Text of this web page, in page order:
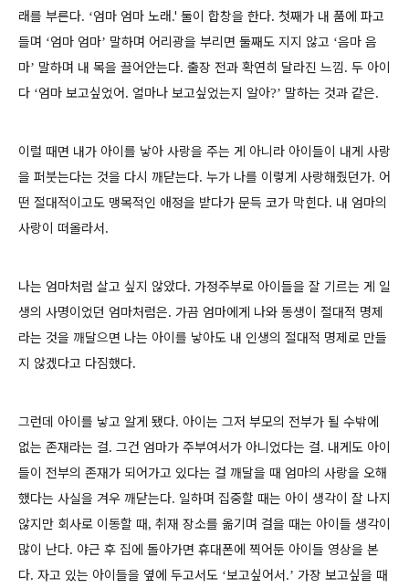
래를 부른다. ‘엄마 엄마 노래.' 둘이 합창을 한다. 첫째가 내 품에 파고
들며 ‘엄마 엄마’ 말하며 어리광을 부리면 둘째도 지지 않고 ‘음마 음
마’ 말하며 내 목을 끌어안는다. 출장 전과 확연히 달라진 느낌. 두 아이
다 ‘엄마 보고싶었어. 얼마나 보고싶었는지 알아?’ 말하는 것과 같은.
이럴 때면 내가 아이를 낳아 사랑을 주는 게 아니라 아이들이 내게 사랑
을 퍼붓는다는 것을 다시 깨닫는다. 누가 나를 이렇게 사랑해줬던가. 어
떤 절대적이고도 맹목적인 애정을 받다가 문득 코가 막힌다. 내 엄마의
사랑이 떠올라서.
나는 엄마처럼 살고 싶지 않았다. 가정주부로 아이들을 잘 기르는 게 일
생의 사명이었던 엄마처럼은. 가끔 엄마에게 나와 동생이 절대적 명제
라는 것을 깨달으면 나는 아이를 낳아도 내 인생의 절대적 명제로 만들
지 않겠다고 다짐했다.
그런데 아이를 낳고 알게 됐다. 아이는 그저 부모의 전부가 될 수밖에
없는 존재라는 걸. 그건 엄마가 주부여서가 아니었다는 걸. 내게도 아이
들이 전부의 존재가 되어가고 있다는 걸 깨달을 때 엄마의 사랑을 오해
했다는 사실을 겨우 깨닫는다. 일하며 집중할 때는 아이 생각이 잘 나지
않지만 회사로 이동할 때, 취재 장소를 옮기며 걸을 때는 아이들 생각이
많이 난다. 야근 후 집에 돌아가면 휴대폰에 찍어둔 아이들 영상을 본
다. 자고 있는 아이들을 옆에 두고서도 ‘보고싶어서.’ 가장 보고싶을 때